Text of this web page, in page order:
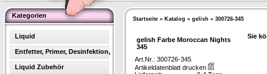
Kategorien
Liquid
Entfetter, Primer, Desinfektion,
Liquid Zubehör
Startseite » Katalog » gelish » 300726-345
gelish Farbe Moroccan Nights
345
Sie
Art.Nr.: 300726-345
Artikeldatenblatt drucken